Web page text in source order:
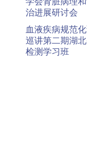
学会肾脏病理
治进展研讨会
血液疾病规范
巡讲第二期湖
检测学习班